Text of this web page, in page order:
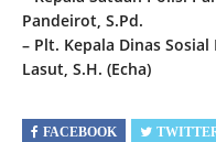
Pandeirot, S.Pd.
– Plt. Kepala Dinas
Lasut, S.H. (Echa)
FACEBOOK